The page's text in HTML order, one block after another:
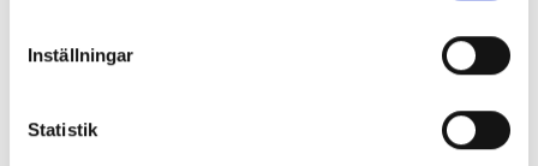
dessa används för att exempelvis kunna mäta hur du
som besökare rör dig på hemsidan. Detta enbart för att
kunna erbjuda besökaren bättre tjänster och service.
funktioner för detta. Informationen som sparas på din
dator är endast ett unikt nummer utan någon koppling till
Inställningar
Statistik